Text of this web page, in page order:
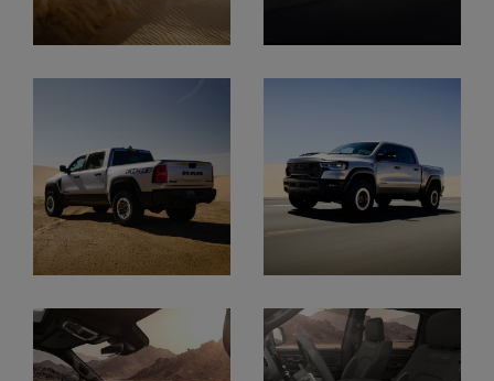
Display
Display
Display
Display